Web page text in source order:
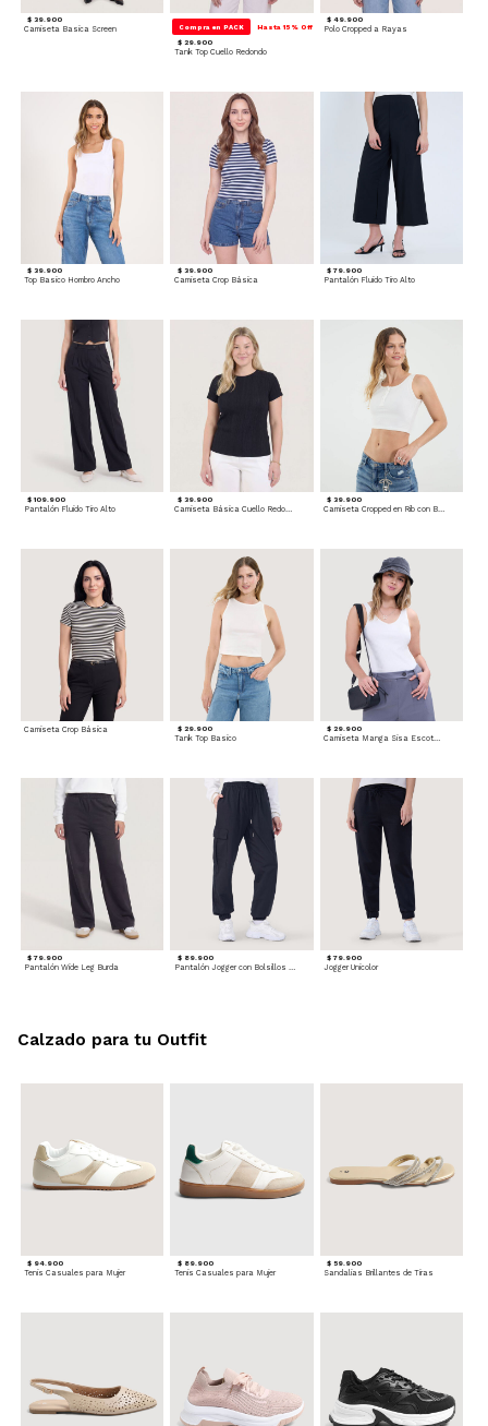
$ 39.900
Camiseta Basica Screen Compra en PACK Hasta 15% Off
$ 29.900
Tank Top Cuello Redondo
$ 49.900
Polo Cropped a Rayas
$ 39.900
Top Basico Hombro Ancho
$ 39.900
Camiseta Crop Básica
$ 79.900
Pantalón Fluido Tiro Alto
$ 109.900
Pantalón Fluido Tiro Alto
$ 39.900
Camiseta Básica Cuello Redondo
$ 39.900
Camiseta Cropped en Rib con Botones
Camiseta Crop Básica $ 29.900
Tank Top Basico
$ 29.900
Camiseta Manga Sisa Escotada
$ 79.900
Pantalón Wide Leg Burda
$ 89.900
Pantalón Jogger con Bolsillos Cargo
$ 79.900
Jogger Unicolor
$ 94.900
Tenis Casuales para Mujer
$ 89.900
Tenis Casuales para Mujer
$ 59.900
Sandalias Brillantes de Tiras
Calzado para tu Outfit